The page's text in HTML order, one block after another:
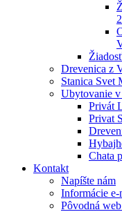
Drevenica z
Stanica Svet
Ubytovanie
Privát
Privat
Chata
Kontakt
Napíšte nám
Informácie e-
Pôvodná